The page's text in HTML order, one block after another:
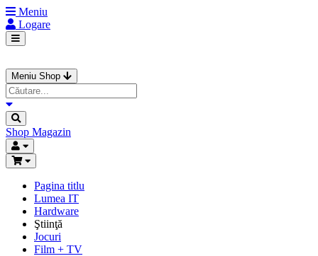
Meniu
Logare
Meniu Shop
Shop Magazin
Pagina titlu
Lumea IT
Hardware
Ştiinţă
Jocuri
Film + TV